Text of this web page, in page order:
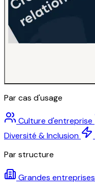
Par cas d'usage
Culture d'entreprise
Diversité & Inclusion
Par structure
Grandes entreprises